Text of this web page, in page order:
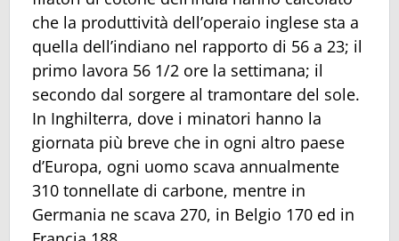
che la produttività dell’operaio inglese sta a
quella dell’indiano nel rapporto di 56 a 23; il
primo lavora 56 1/2 ore la settimana; il
secondo dal sorgere al tramontare del sole.
In Inghilterra, dove i minatori hanno la
giornata più breve che in ogni altro paese
d’Europa, ogni uomo scava annualmente
310 tonnellate di carbone, mentre in
Germania ne scava 270, in Belgio 170 ed in